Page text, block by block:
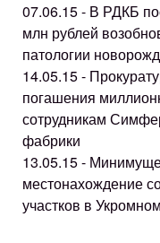
07.06.15 - В РДКБ
млн рублей
патологии
14.05.15 -
погашения
сотрудникам
фабрики
13.05.15 -
местонахождение
участков в Укромном